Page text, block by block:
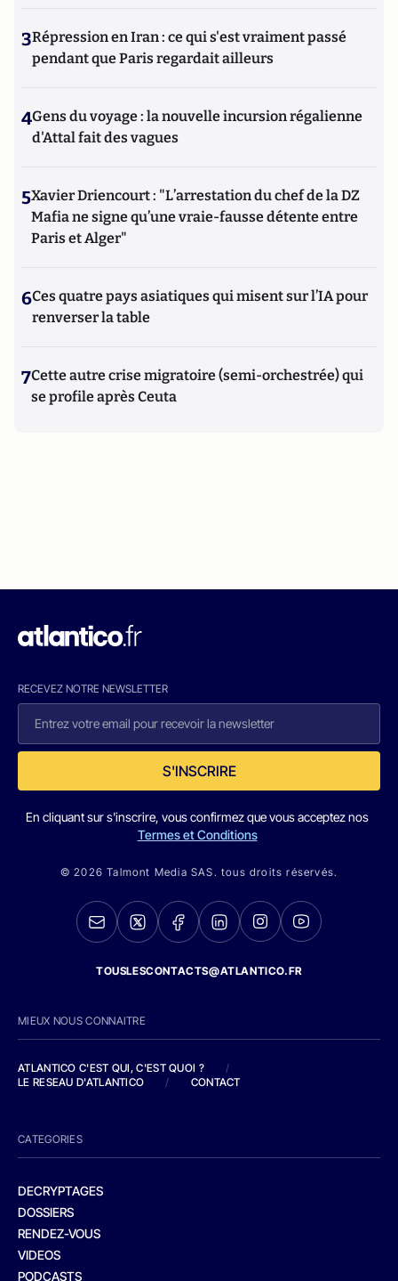
3Répression en Iran : ce qui s'est vraiment passé
pendant que Paris regardait ailleurs
4Gens du voyage : la nouvelle incursion régalienne
d'Attal fait des vagues
5Xavier Driencourt : "L’arrestation du chef de la DZ
Mafia ne signe qu’une vraie-fausse détente entre
Paris et Alger"
6Ces quatre pays asiatiques qui misent sur l’IA pour
renverser la table
7Cette autre crise migratoire (semi-orchestrée) qui
se profile après Ceuta
RECEVEZ NOTRE NEWSLETTER
S'INSCRIRE
En cliquant sur s'inscrire, vous confirmez que vous acceptez nos
Termes et Conditions
© 2026 Talmont Media SAS. tous droits réservés.
TOUSLESCONTACTS@ATLANTICO.FR
MIEUX NOUS CONNAITRE
ATLANTICO C'EST QUI, C'EST QUOI ?
/
LE RESEAU D'ATLANTICO
/ CONTACT
CATEGORIES
DECRYPTAGES
DOSSIERS
RENDEZ-VOUS
VIDEOS
PODCASTS